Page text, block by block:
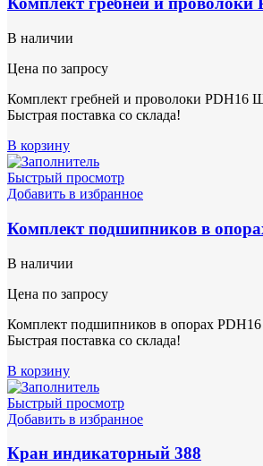
В наличии
Цена по запросу
Комплект гребней и проволоки PDH16
Быстрая поставка со склада!
В корзину
Быстрый просмотр
Добавить в избранное
Комплект подшипников в
В наличии
Цена по запросу
Комплект подшипников в опорах
Быстрая поставка со склада!
В корзину
Быстрый просмотр
Добавить в избранное
Кран индикаторный 388